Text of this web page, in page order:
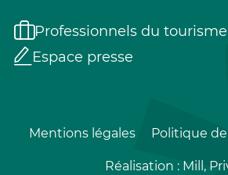
Professionnels du tourisme
Espace presse
Mentions légales Politique
Réalisation : Mill,